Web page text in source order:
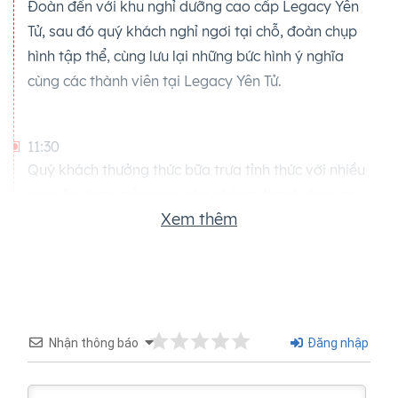
Đoàn đến với khu nghỉ dưỡng cao cấp Legacy Yên
Tử, sau đó quý khách nghỉ ngơi tại chỗ, đoàn chụp
hình tập thể, cùng lưu lại những bức hình ý nghĩa
cùng các thành viên tại Legacy Yên Tử.
11:30
Quý khách thưởng thức bữa trưa tỉnh thức với nhiều
nhà hàng Làng Nương.
quý khách nghỉ ngơi.
Xem thêm
Nhận thông báo Đăng nhập